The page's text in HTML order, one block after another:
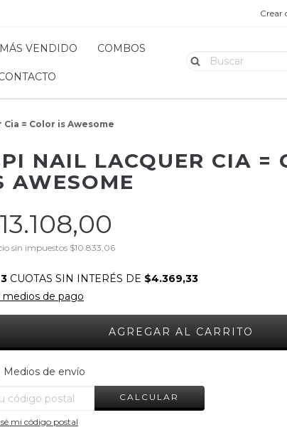
Crear
VENDIDO COMBOS
= Color is Awesome
NAIL LACQUER CIA =
AWESOME
sin impuestos $10.833,06
3 CUOTAS SIN INTERÉS DE $4.369,33
medios de pago
para el CP:
Medios de envío
CALCULAR
mi código postal